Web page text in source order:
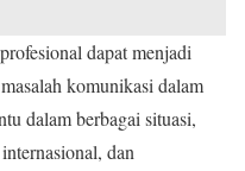
dapat menjadi
komunikasi dalam
dalam berbagai situasi,
dan